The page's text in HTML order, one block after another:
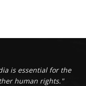
is essential for the
human rights."